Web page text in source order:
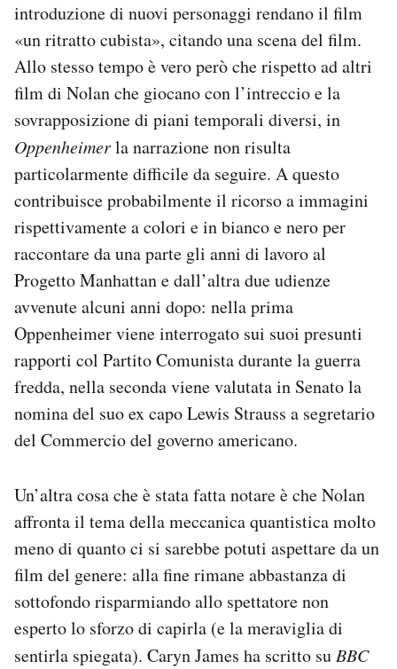
introduzione di nuovi personaggi rendano il film
«un ritratto cubista», citando una scena del film.
Allo stesso tempo è vero però che rispetto ad altri
film di Nolan che giocano con l’intreccio e la
sovrapposizione di piani temporali diversi, in
Oppenheimerla narrazione non risulta
particolarmente difficile da seguire. A questo
contribuisce probabilmente il ricorso a immagini
rispettivamente a colori e in bianco e nero per
raccontare da una parte gli anni di lavoro al
Progetto Manhattan e dall’altra due udienze
avvenute alcuni anni dopo: nella prima
Oppenheimer viene interrogato sui suoi presunti
rapporti col Partito Comunista durante la guerra
fredda, nella seconda viene valutata in Senato la
nomina del suo ex capo Lewis Strauss a segretario
del Commercio del governo americano.
Un’altra cosa che è stata fatta notare è che Nolan
affronta il tema della meccanica quantistica molto
meno di quanto ci si sarebbe potuti aspettare da un
film del genere: alla fine rimane abbastanza di
sottofondo risparmiando allo spettatore non
esperto lo sforzo di capirla (e la meraviglia di
sentirla spiegata). Caryn James ha scritto suBBC